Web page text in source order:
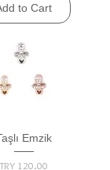
to Cart
Emzik
Price
TRY 120.00